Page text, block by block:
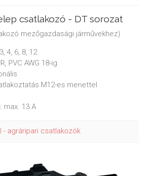
csatlakozó - DT sorozat
mezőgazdasági járművekhez)
4, 6, 8, 12
PVC AWG 18-ig
M12-es menettel
max. 13 A
- agráripari csatlakozók